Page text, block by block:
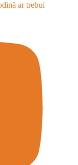
ar trebui